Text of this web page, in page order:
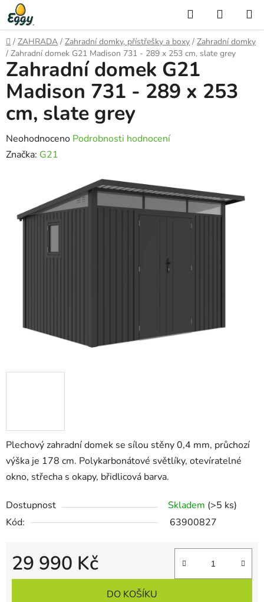
Přejít
na
obsah
Hledat
KOŠÍK
Domů
/ ZAHRADA / Zahradní domky, přístřešky a boxy / Zahradní domky
/ Zahradní domek G21 Madison 731 - 289 x 253 cm, slate grey
Plechový zahradní domek se sílou stěny 0,4 mm, průchozí
výška je 178 cm. Polykarbonátové světlíky, otevíratelné
okno, střecha s okapy, břidlicová barva.
Dostupnost Skladem (>5 ks)
Kód:
63900827
29 990 Kč
Měrná cena:
DO KOŠÍKU
Zahradní domek G21
Madison 731 - 289 x 253
cm, slate grey
Průměrné
hodnocení
hvězdiček.
Neohodnoceno Podrobnosti hodnocení
Značka: G21